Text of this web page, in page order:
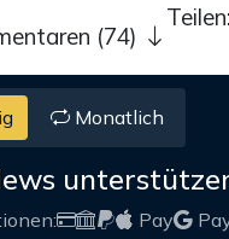
Teilen:
(74)
Monatlich
Pay